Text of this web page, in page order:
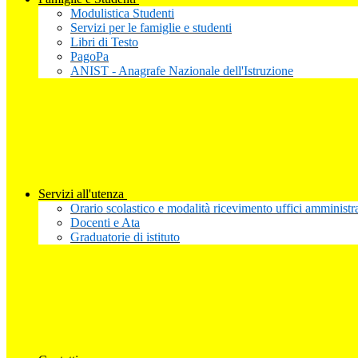
Modulistica Studenti
Servizi per le famiglie e studenti
Libri di Testo
PagoPa
ANIST - Anagrafe Nazionale dell'Istruzione
Servizi all'utenza
Orario scolastico e modalità ricevimento uffici
Docenti e Ata
Graduatorie di istituto